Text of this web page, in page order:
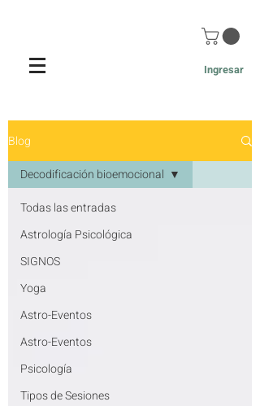
Ingresar
Personal - Red Holística
Blog
Todas las entradas
Astrología Psicológica
SIGNOS
Yoga
Astro-Eventos
Astro-Eventos
Psicología
Tipos de Sesiones
Decodificación bioemocional